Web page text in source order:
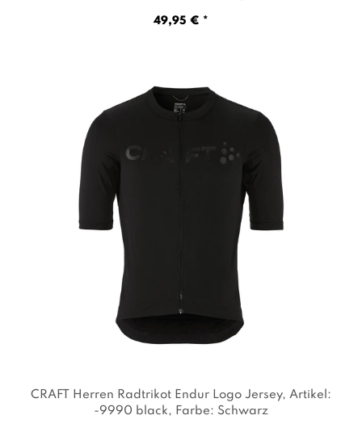
49,95 € *
CRAFT Herren Radtrikot Endur Logo Jersey, Artikel:
-9990 black, Farbe: Schwarz